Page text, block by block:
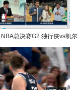
总决赛G2 独行侠vs凯尔